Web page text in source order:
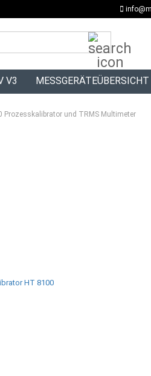
V3 MESSGERÄTEÜBERSICHT
Prozesskalibrator und TRMS Multimeter